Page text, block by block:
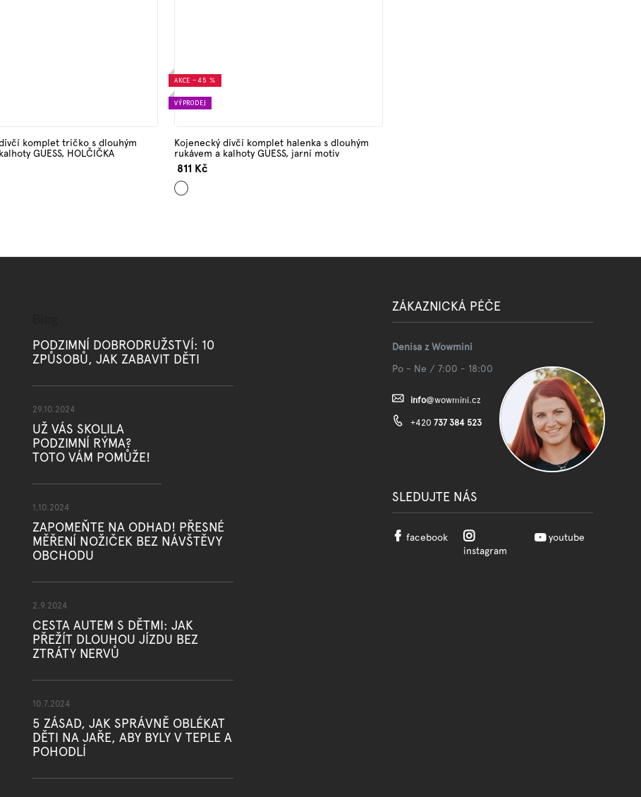
komplet tričko s dlouhým
GUESS, HOLČIČKA
AKCE –45 %
VÝPRODEJ
Kojenecký dívčí komplet halenka s dlouhým
rukávem a kalhoty GUESS, jarní motiv
811 Kč
Mix
barev
PODZIMNÍ DOBRODRUŽSTVÍ: 10
ZPŮSOBŮ, JAK ZABAVIT DĚTI
29.10.2024
UŽ VÁS SKOLILA
PODZIMNÍ RÝMA?
TOTO VÁM POMŮŽE!
1.10.2024
ZAPOMEŇTE NA ODHAD! PŘESNÉ
MĚŘENÍ NOŽIČEK BEZ NÁVŠTĚVY
OBCHODU
2.9.2024
CESTA AUTEM S DĚTMI: JAK
PŘEŽÍT DLOUHOU JÍZDU BEZ
ZTRÁTY NERVŮ
10.7.2024
5 ZÁSAD, JAK SPRÁVNĚ OBLÉKAT
DĚTI NA JAŘE, ABY BYLY V TEPLE A
POHODLÍ
ZÁKAZNICKÁ PÉČE
Denisa z Wowmini
Po - Ne / 7:00 - 18:00
info@wowmini.cz
+420 737 384 523
SLEDUJTE NÁS
facebook
instagram
youtube